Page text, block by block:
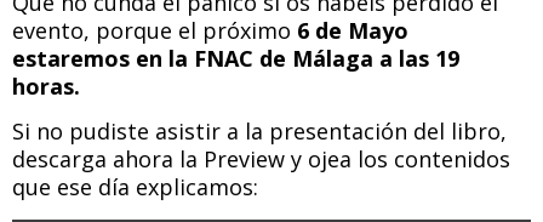
evento, porque el próximo 6 de Mayo
estaremos en la FNAC de Málaga a las 19
horas.
Si no pudiste asistir a la presentación del libro,
descarga ahora la Preview y ojea los contenidos
que ese día explicamos: